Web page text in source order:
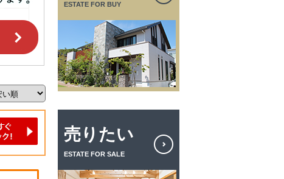
ESTATE FOR BUY
売りたい
ESTATE FOR SALE